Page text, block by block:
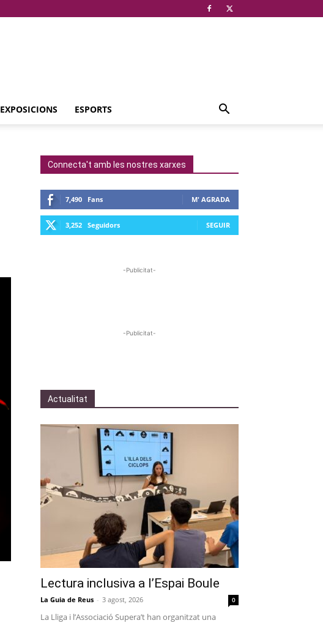
EXPOSICIONS ESPORTS
Connecta't amb les nostres xarxes
7,490 Fans M' AGRADA
3,252 Seguidors SEGUIR
-Publicitat-
-Publicitat-
Actualitat
Lectura inclusiva a l’Espai Boule
La Guia de Reus - 3 agost, 2026 0
La Lliga i l’Associació Supera’t han organitzat una